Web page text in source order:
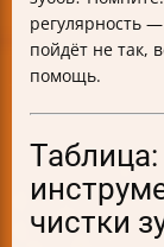
регулярность
пойдёт не так,
помощь.
чистки